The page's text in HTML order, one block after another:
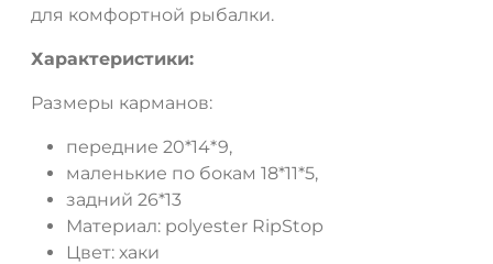
для комфортной рыбалки.
Характеристики:
Размеры карманов:
передние 20*14*9,
маленькие по бокам 18*11*5,
задний 26*13
Материал: polyester RipStop
Цвет: хаки